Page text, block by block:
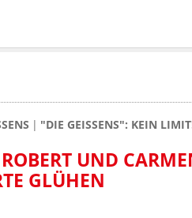
"DIE GEISSENS": KEIN
UND
GLÜHEN